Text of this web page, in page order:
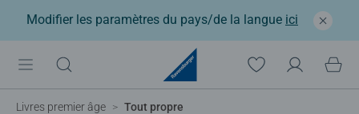
Modifier les paramètres du pays/de la langue ici
Livres premier âge Tout propre